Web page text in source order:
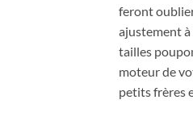
feront
ajustement à
tailles
moteur de
petits frères